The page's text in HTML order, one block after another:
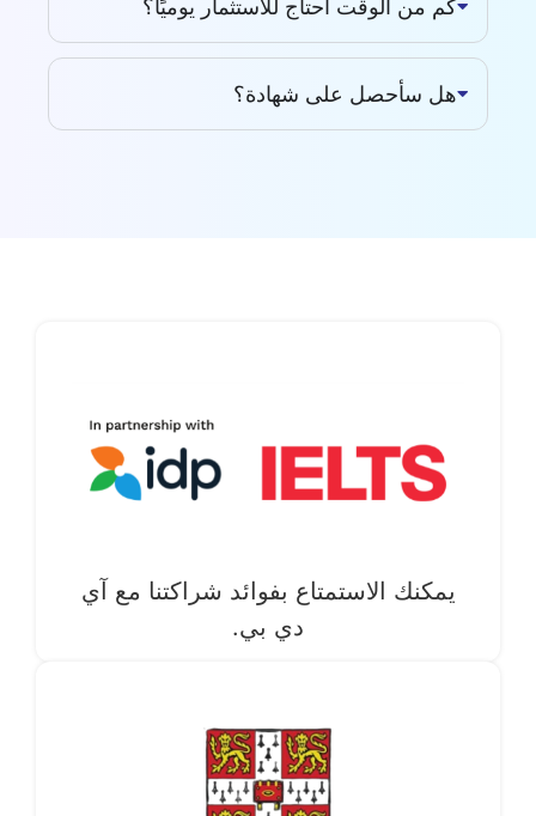
كم من الوقت أحتاج للاستثمار يوميًا؟
هل سأحصل على شهادة؟
يمكنك الاستمتاع بفوائد شراكتنا مع آي
دي بي.